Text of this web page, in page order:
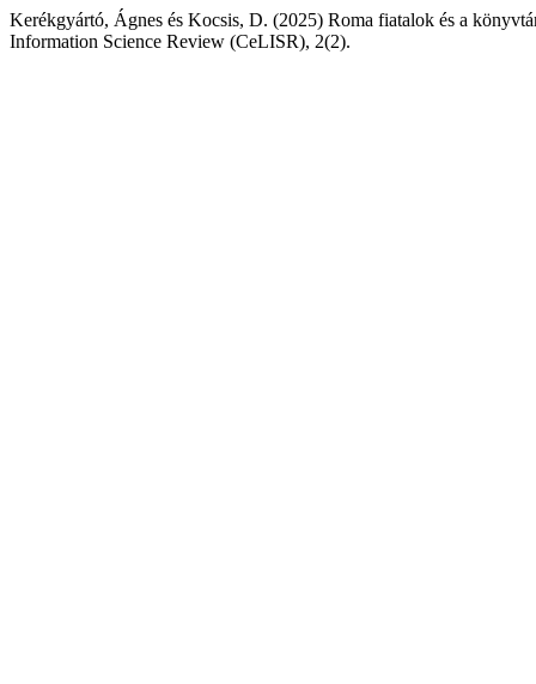
Kerékgyártó, Ágnes és Kocsis, D. (2025) Roma fiatalok és a
Information Science Review (CeLISR), 2(2).